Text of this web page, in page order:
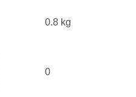
0.8 kg
0